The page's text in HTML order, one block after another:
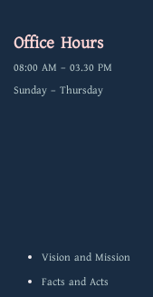
Office Hours
08:00 AM – 03.30 PM
Sunday – Thursday
Vision and Mission
Facts and Acts